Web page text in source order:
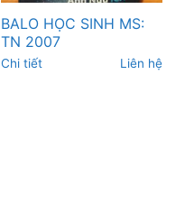
BALO HỌC SINH MS:
TN 2007
Chi tiết Liên hệ